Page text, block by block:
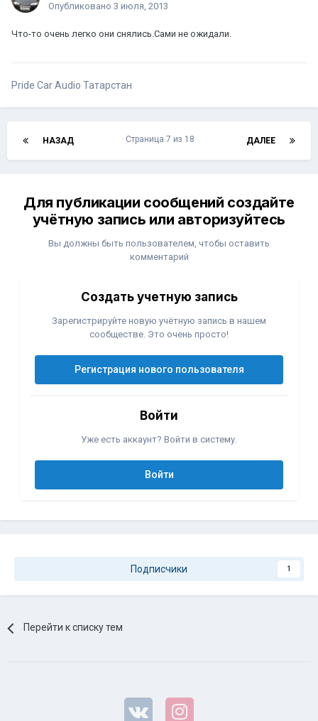
Опубликовано 3 июля, 2013
Что-то очень легко они снялись.Сами не ожидали.
Pride Car Audio Татарстан
НАЗАД ДАЛЕЕ
Страница 7 из 18
Для публикации сообщений создайте
учётную запись или авторизуйтесь
Вы должны быть пользователем, чтобы оставить
комментарий
Создать учетную запись
Зарегистрируйте новую учётную запись в нашем
сообществе. Это очень просто!
Регистрация нового пользователя
Войти
Уже есть аккаунт? Войти в систему.
Войти
Подписчики 1
Перейти к списку тем